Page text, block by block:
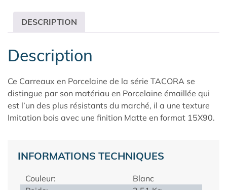
DESCRIPTION
Description
Ce Carreaux en Porcelaine de la série TACORA se
distingue par son matériau en Porcelaine émaillée qui
est l’un des plus résistants du marché, il a une texture
Imitation bois avec une finition Matte en format 15X90.
INFORMATIONS TECHNIQUES
Couleur:
Blanc